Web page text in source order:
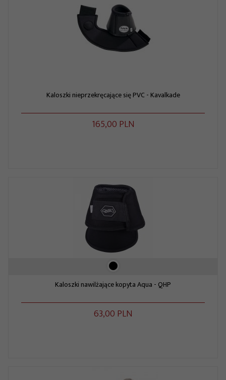
Kaloszki nieprzekręcające się PVC - Kavalkade
165,00 PLN
Kaloszki nawilżające kopyta Aqua - QHP
63,00 PLN